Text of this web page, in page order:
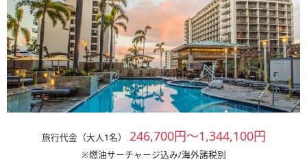
旅行代金（大人1名） 246,700円～1,344,100円
※燃油サーチャージ込み/海外諸税別